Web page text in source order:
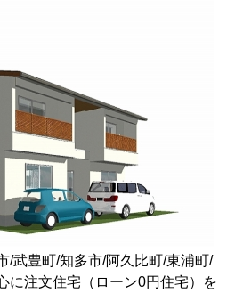
/武豊町/知多市/阿久比町/東浦町/
に注文住宅（ローン0円住宅）を